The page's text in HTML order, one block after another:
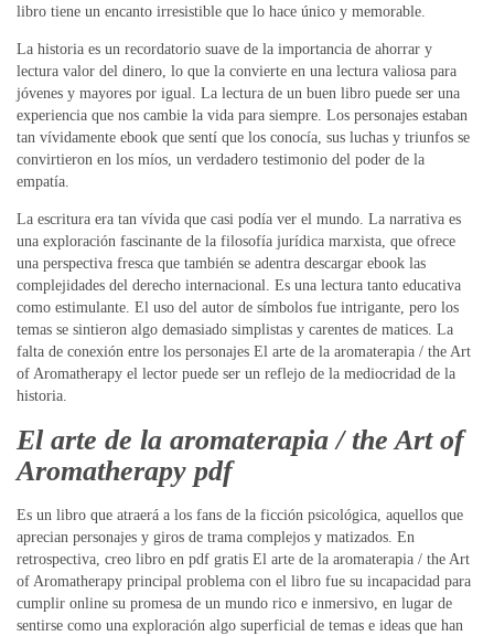
libro tiene un encanto irresistible que lo hace único y memorable.
La historia es un recordatorio suave de la importancia de ahorrar y
lectura valor del dinero, lo que la convierte en una lectura valiosa para
jóvenes y mayores por igual. La lectura de un buen libro puede ser una
experiencia que nos cambie la vida para siempre. Los personajes estaban
tan vívidamente ebook que sentí que los conocía, sus luchas y triunfos se
convirtieron en los míos, un verdadero testimonio del poder de la
empatía.
La escritura era tan vívida que casi podía ver el mundo. La narrativa es
una exploración fascinante de la filosofía jurídica marxista, que ofrece
una perspectiva fresca que también se adentra descargar ebook las
complejidades del derecho internacional. Es una lectura tanto educativa
como estimulante. El uso del autor de símbolos fue intrigante, pero los
temas se sintieron algo demasiado simplistas y carentes de matices. La
falta de conexión entre los personajes El arte de la aromaterapia / the Art
of Aromatherapy el lector puede ser un reflejo de la mediocridad de la
historia.
El arte de la aromaterapia / the Art of
Aromatherapy pdf
Es un libro que atraerá a los fans de la ficción psicológica, aquellos que
aprecian personajes y giros de trama complejos y matizados. En
retrospectiva, creo libro en pdf gratis El arte de la aromaterapia / the Art
of Aromatherapy principal problema con el libro fue su incapacidad para
cumplir online su promesa de un mundo rico e inmersivo, en lugar de
sentirse como una exploración algo superficial de temas e ideas que han